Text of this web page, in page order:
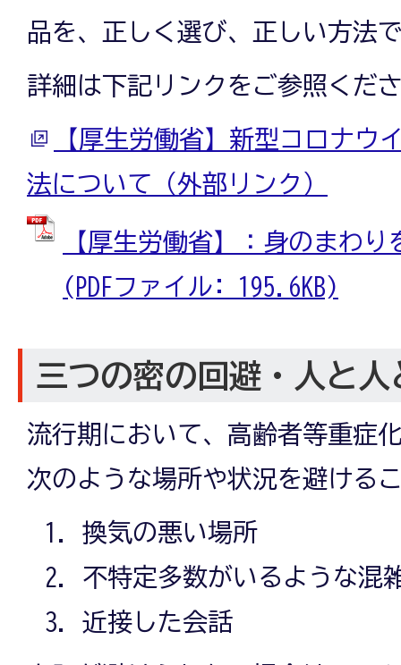
品を、正しく選び、正しい方法
詳細は下記リンクをご参照くだ
【厚生労働省】新型コロナウ
法について（外部リンク）
【厚生労働省】：身のまわ
(PDFファイル: 195.6KB)
三つの密の回避・人と
流行期において、高齢者等重症
次のような場所や状況を避ける
換気の悪い場所
不特定多数がいるような混
近接した会話